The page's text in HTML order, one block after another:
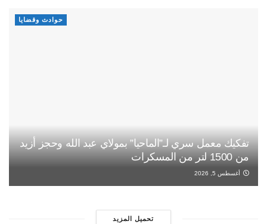
حوادث وقضايا
تفكيك معمل سري لـ”الماحيا” بمولاي عبد الله وحجز أزيد
من 1500 لتر من المسكرات
أغسطس 5, 2026
تحميل المزيد